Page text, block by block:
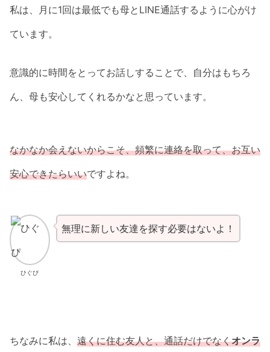
私は、月に1回は最低でも母とLINE通話するように心がけ
ています。
意識的に時間をとってお話しすることで、自分はもちろ
ん、母も安心してくれるかなと思っています。
なかなか会えないからこそ、頻繁に連絡を取って、お互い
安心できたらいいですよね。
ひぐぴ
無理に新しい友達を探す必要はないよ！
ちなみに私は、 遠くに住む友人と、通話だけでなくオンラ